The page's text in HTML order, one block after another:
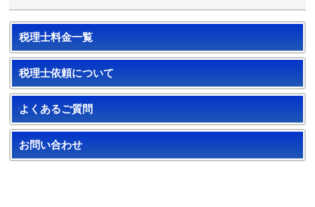
税理士料金一覧
税理士依頼について
よくあるご質問
お問い合わせ